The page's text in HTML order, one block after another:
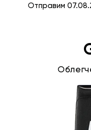
Отправим